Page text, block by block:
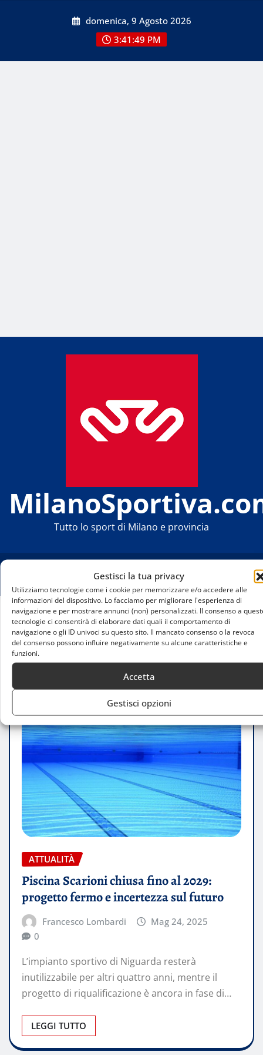
Gestisci la tua privacy
Utilizziamo tecnologie come i cookie per memorizzare e/o accedere alle
informazioni del dispositivo. Lo facciamo per migliorare l'esperienza di
navigazione e per mostrare annunci (non) personalizzati. Il consenso a
tecnologie ci consentirà di elaborare dati quali il comportamento di
navigazione o gli ID univoci su questo sito. Il mancato consenso o la revoca
del consenso possono influire negativamente su alcune caratteristiche e
funzioni.
Accetta
Gestisci opzioni
domenica, 9 Agosto 2026
3:41:50 PM
Tutto lo sport di Milano e provincia
Home
Piscina Scarioni chiusa fino al 2029: progetto
fermo e incertezza sul futuro
ATTUALITÀ
Piscina Scarioni chiusa fino al 2029:
progetto fermo e incertezza sul futuro
Francesco Lombardi
Mag 24, 2025
0
L’impianto sportivo di Niguarda resterà
inutilizzabile per altri quattro anni, mentre il
progetto di riqualificazione è ancora in fase di…
LEGGI TUTTO